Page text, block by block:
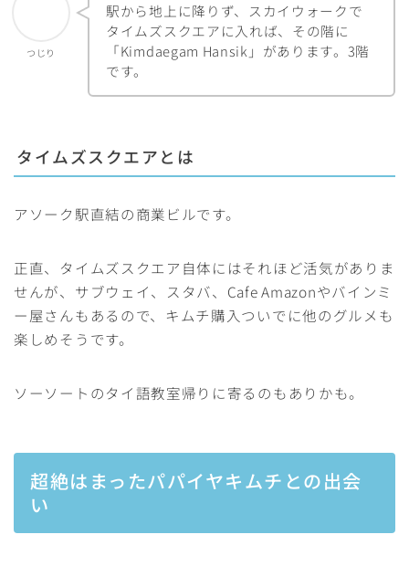
つじり
駅から地上に降りず、スカイウォークで
タイムズスクエアに入れば、その階に
「Kimdaegam Hansik」があります。3階
です。
タイムズスクエアとは
アソーク駅直結の商業ビルです。
正直、タイムズスクエア自体にはそれほど活気がありま
せんが、サブウェイ、スタバ、Cafe Amazonやバインミ
ー屋さんもあるので、キムチ購入ついでに他のグルメも
楽しめそうです。
ソーソートのタイ語教室帰りに寄るのもありかも。
超絶はまったパパイヤキムチとの出会
い